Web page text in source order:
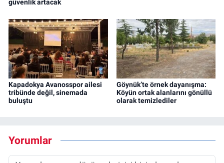
güvenlik artacak
Kapadokya Avanosspor ailesi
tribünde değil, sinemada
buluştu
Göynük’te örnek dayanışma:
Köyün ortak alanlarını gönüllü
olarak temizlediler
Yorumlar